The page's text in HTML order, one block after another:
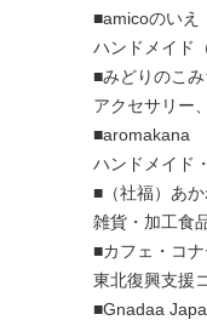
■amicoのいえ
ハンドメイド
■みどりのこみ
アクセサリー
■aromakana
ハンドメイド
■ （社福）あ
雑貨・加工食
■カフェ・コ
東北復興支援
■Gnadaa